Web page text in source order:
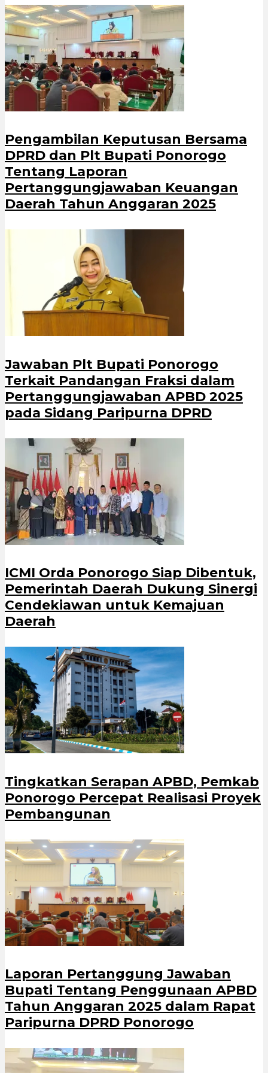
Pengambilan Keputusan Bersama
DPRD dan Plt Bupati Ponorogo
Tentang Laporan
Pertanggungjawaban Keuangan
Daerah Tahun Anggaran 2025
Jawaban Plt Bupati Ponorogo
Terkait Pandangan Fraksi dalam
Pertanggungjawaban APBD 2025
pada Sidang Paripurna DPRD
ICMI Orda Ponorogo Siap Dibentuk,
Pemerintah Daerah Dukung Sinergi
Cendekiawan untuk Kemajuan
Daerah
Tingkatkan Serapan APBD, Pemkab
Ponorogo Percepat Realisasi Proyek
Pembangunan
Laporan Pertanggung Jawaban
Bupati Tentang Penggunaan APBD
Tahun Anggaran 2025 dalam Rapat
Paripurna DPRD Ponorogo